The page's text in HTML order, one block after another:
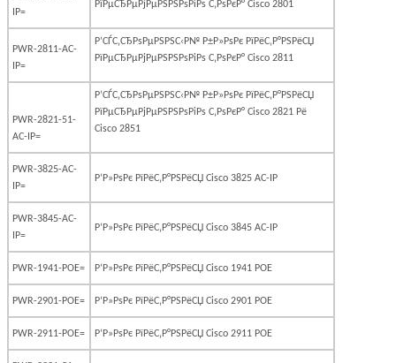
IP=
РїРµСЂРµРјРµРЅРЅРѕРіРѕ С‚РѕРєР° Cisco 2801
PWR-2811-AC-
IP=
Р’СЃС‚СЂРѕРµРЅРЅС‹Р№ Р±Р»РѕРє РїРёС‚Р°РЅРёСЏ
РїРµСЂРµРјРµРЅРЅРѕРіРѕ С‚РѕРєР° Cisco 2811
PWR-2821-51-
AC-IP=
Р’СЃС‚СЂРѕРµРЅРЅС‹Р№ Р±Р»РѕРє РїРёС‚Р°РЅРёСЏ
РїРµСЂРµРјРµРЅРЅРѕРіРѕ С‚РѕРєР° Cisco 2821 Рё
Cisco 2851
PWR-3825-AC-
IP=
Р‘Р»РѕРє РїРёС‚Р°РЅРёСЏ Cisco 3825 AC- IP
PWR-3845-AC-
IP=
Р‘Р»РѕРє РїРёС‚Р°РЅРёСЏ Cisco 3845 AC- IP
PWR-1941-POE= Р‘Р»РѕРє РїРёС‚Р°РЅРёСЏ Cisco 1941 POE
PWR-2901-POE= Р‘Р»РѕРє РїРёС‚Р°РЅРёСЏ Cisco 2901 POE
PWR-2911-POE= Р‘Р»РѕРє РїРёС‚Р°РЅРёСЏ Cisco 2911 POE